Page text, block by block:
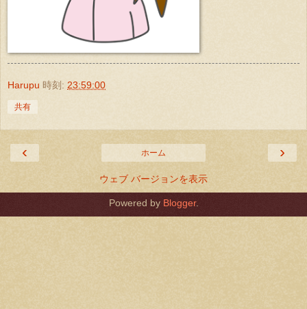
Harupu 時刻: 23:59:00
共有
‹ ›
ホーム
ウェブ バージョンを表示
Powered by Blogger.